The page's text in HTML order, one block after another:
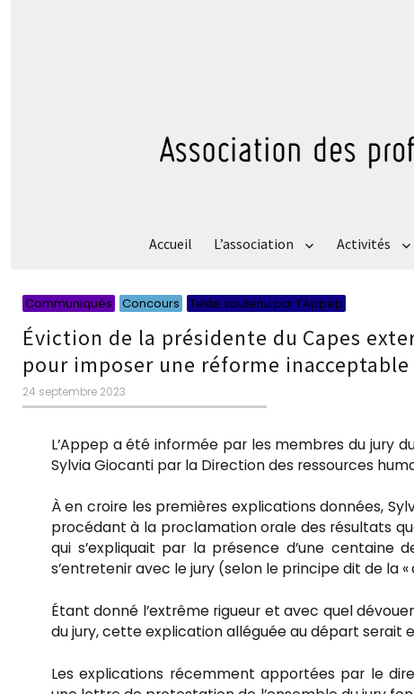
Accueil L’association Activités
Communiqués Concours Texte soutenu par l'Appep
Éviction de la présidente du Capes
pour imposer une réforme inacceptable
Publié
le
24 septembre 2023
L’Appep a été informée par les membres du jury
Sylvia Giocanti par la Direction des ressources
À en croire les premières explications données,
procédant à la proclamation orale des résultats
qui s’expliquait par la présence d’une centaine
s’entretenir avec le jury (selon le principe dit de la «
Étant donné l’extrême rigueur et avec quel
du jury, cette explication alléguée au départ serait
Les explications récemment apportées par le